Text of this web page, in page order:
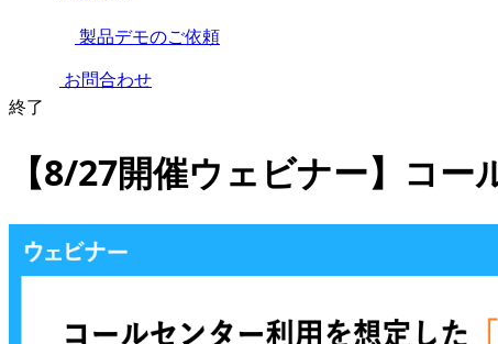
製品デモのご依頼
お問合わせ
終了
【8/27開催ウェビナー】コ